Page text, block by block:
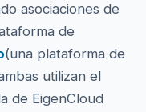
asociaciones de
de
(una plataforma de
utilizan el
de EigenCloud